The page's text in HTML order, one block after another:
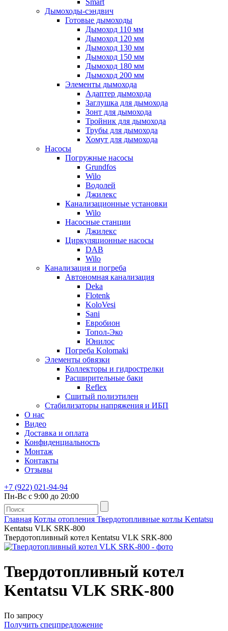
Smart
Дымоходы-сэндвич
Готовые дымоходы
Дымоход 110 мм
Дымоход 120 мм
Дымоход 130 мм
Дымоход 150 мм
Дымоход 180 мм
Дымоход 200 мм
Элементы дымохода
Адаптер дымохода
Заглушка для дымохода
Зонт для дымохода
Тройник для дымохода
Трубы для дымохода
Хомут для дымохода
Насосы
Погружные насосы
Grundfos
Wilo
Водолей
Джилекс
Канализационные установки
Wilo
Насосные станции
Джилекс
Циркуляционные насосы
DAB
Wilo
Канализация и погреба
Автономная канализация
Deka
Flotenk
KoloVesi
Sani
Евробион
Топол-Эко
Юнилос
Погреба Kolomaki
Элементы обвязки
Коллекторы и гидрострелки
Расширительные баки
Reflex
Сшитый полиэтилен
Стабилизаторы напряжения и ИБП
О нас
Видео
Доставка и оплата
Конфиденциальность
Монтаж
Контакты
Отзывы
+7 (922) 021-94-94
Пн-Вс с 9:00 до 20:00
Главная Котлы отопления Твердотопливные котлы Kentatsu
Kentatsu VLK SRK-800
Твердотопливный котел Kentatsu VLK SRK-800
Твердотопливный котел
Kentatsu VLK SRK-800
По запросу
Получить спецпредложение